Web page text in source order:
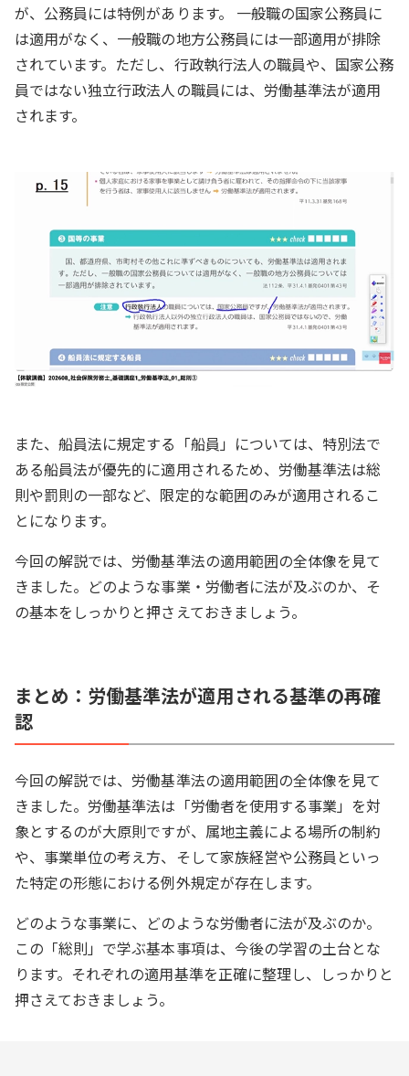
が、公務員には特例があります。 一般職の国家公務員に
は適用がなく、一般職の地方公務員には一部適用が排除
されています。ただし、行政執行法人の職員や、国家公務
員ではない独立行政法人の職員には、労働基準法が適用
されます。
また、船員法に規定する「船員」については、特別法で
ある船員法が優先的に適用されるため、労働基準法は総
則や罰則の一部など、限定的な範囲のみが適用されるこ
とになります。
今回の解説では、労働基準法の適用範囲の全体像を見て
きました。どのような事業・労働者に法が及ぶのか、そ
の基本をしっかりと押さえておきましょう。
まとめ：労働基準法が適用される基準の再確
認
今回の解説では、労働基準法の適用範囲の全体像を見て
きました。労働基準法は「労働者を使用する事業」を対
象とするのが大原則ですが、属地主義による場所の制約
や、事業単位の考え方、そして家族経営や公務員といっ
た特定の形態における例外規定が存在します。
どのような事業に、どのような労働者に法が及ぶのか。
この「総則」で学ぶ基本事項は、今後の学習の土台とな
ります。それぞれの適用基準を正確に整理し、しっかりと
押さえておきましょう。